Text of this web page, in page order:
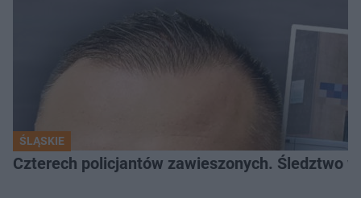
ŚLĄSKIE
Czterech policjantów zawieszonych. Śledztwo